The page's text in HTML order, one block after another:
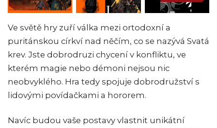
Ve světě hry zuří válka mezi ortodoxní a
puritánskou církví nad něčím, co se nazývá Svatá
krev. Jste dobrodruzi chycení v konfliktu, ve
kterém magie nebo démoni nejsou nic
neobvyklého. Hra tedy spojuje dobrodružství s
lidovými povídačkami a hororem.
Navíc budou vaše postavy vlastnit unikátní